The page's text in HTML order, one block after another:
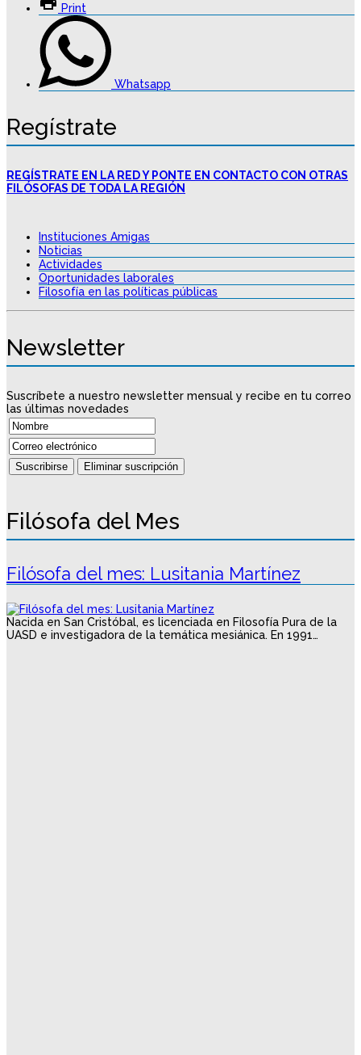
Print
Whatsapp
Regístrate
REGÍSTRATE EN LA RED Y PONTE EN CONTACTO CON OTRAS
FILÓSOFAS DE TODA LA REGIÓN
Instituciones Amigas
Noticias
Actividades
Oportunidades laborales
Filosofía en las políticas públicas
Newsletter
Suscríbete a nuestro newsletter mensual y recibe en tu correo
las últimas novedades
Filósofa del Mes
Filósofa del mes: Lusitania Martínez
Nacida en San Cristóbal, es licenciada en Filosofía Pura de la
UASD e investigadora de la temática mesiánica. En 1991…